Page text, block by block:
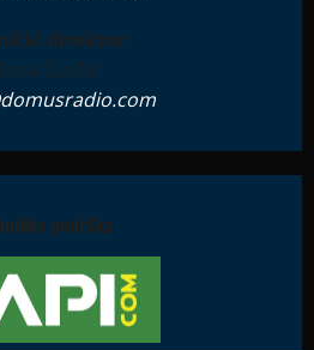
direktor:
Ćurčić
podrška